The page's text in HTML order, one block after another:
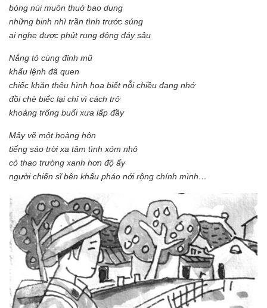
bóng núi muôn thuở bao dung
những binh nhì trần tình trước súng
ai nghe được phút rung động đáy sâu
Nắng tỏ cùng đỉnh mũ
khẩu lệnh đã quen
chiếc khăn thêu hình hoa biết nỗi chiều đang nhớ
đồi chè biếc lại chỉ vì cách trở
khoảng trống buổi xưa lấp đầy
Mây vẽ một hoàng hôn
tiếng sáo trời xa tâm tình xóm nhỏ
cỏ thao trường xanh hơn độ ấy
người chiến sĩ bên khẩu pháo nới rộng chính mình…